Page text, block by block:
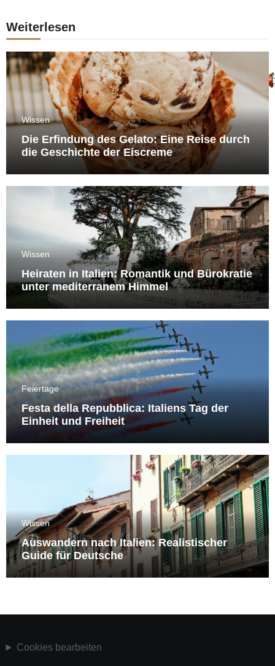
Weiterlesen
Wissen
Die Erfindung des Gelato: Eine Reise durch
die Geschichte der Eiscreme
Wissen
Heiraten in Italien: Romantik und Bürokratie
unter mediterranem Himmel
Feiertage
Festa della Repubblica: Italiens Tag der
Einheit und Freiheit
Wissen
Auswandern nach Italien: Realistischer
Guide für Deutsche
Cookies bearbeiten